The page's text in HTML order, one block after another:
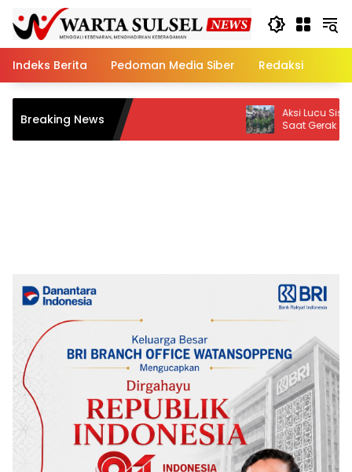
content
Indeks Berita
Pedoman Media Siber Redaksi
Breaking News
Aksi Lucu Siswa PAUD Nabigh
Saat Gerak Jalan Bikin